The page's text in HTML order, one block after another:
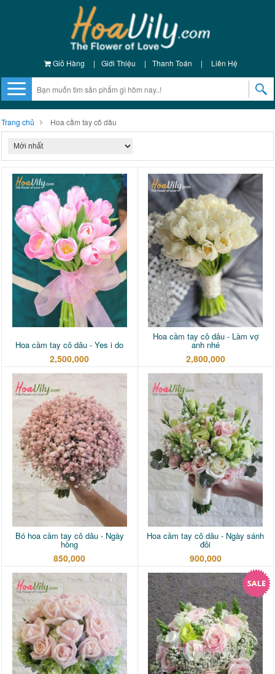
Giỏ Hàng | Giới Thiệu | Thanh Toán | Liên Hệ
Trang chủ Hoa cầm tay cô dâu
Hoa cầm tay cô dâu - Yes i do
2,500,000
Hoa cầm tay cô dâu - Làm vợ
anh nhé
2,800,000
Bó hoa cầm tay cô dâu - Ngày
hồng
850,000
Hoa cầm tay cô dâu - Ngày sánh
đôi
900,000